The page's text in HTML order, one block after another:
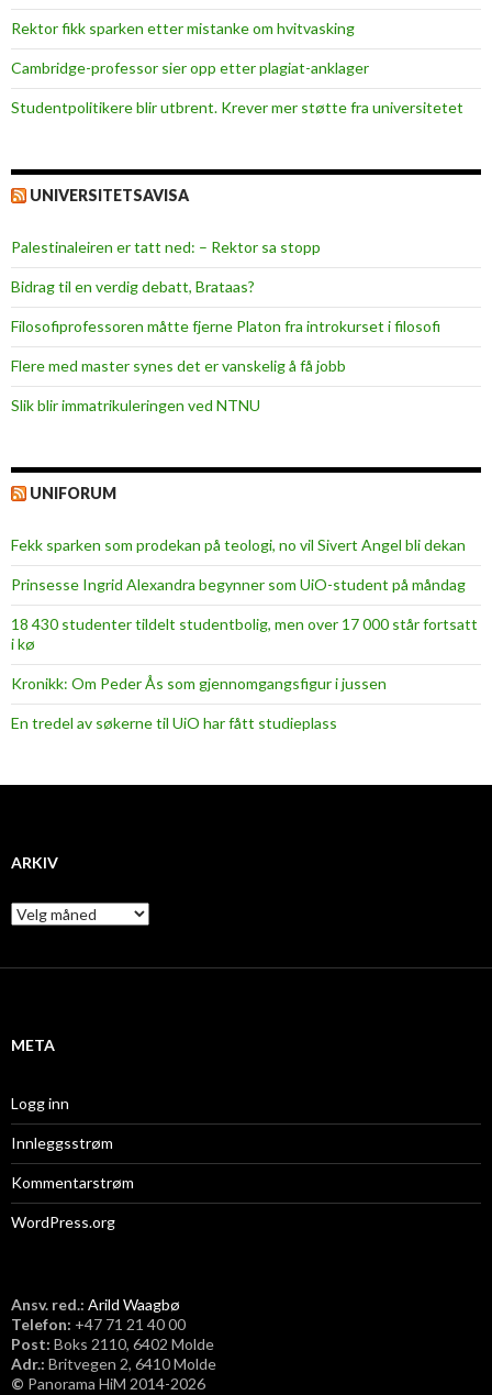
Rektor fikk sparken etter mistanke om hvitvasking
Cambridge-professor sier opp etter plagiat-anklager
Studentpolitikere blir utbrent. Krever mer støtte fra universitetet
UNIVERSITETSAVISA
Palestinaleiren er tatt ned: – Rektor sa stopp
Bidrag til en verdig debatt, Brataas?
Filosofiprofessoren måtte fjerne Platon fra introkurset i filosofi
Flere med master synes det er vanskelig å få jobb
Slik blir immatrikuleringen ved NTNU
UNIFORUM
Fekk sparken som prodekan på teologi, no vil Sivert Angel bli dekan
Prinsesse Ingrid Alexandra begynner som UiO-student på måndag
18 430 studenter tildelt studentbolig, men over 17 000 står fortsatt
i kø
Kronikk: Om Peder Ås som gjennomgangsfigur i jussen
En tredel av søkerne til UiO har fått studieplass
ARKIV
A
r
i
META
Logg inn
Innleggsstrøm
Kommentarstrøm
WordPress.org
Ansv. red.: Arild Waagbø
Telefon: ​+47 71 21 40 00
Post: Boks 2110, 6402 Molde
Adr.: Britvegen 2, 6410 Molde
© Panorama HiM 2014-2026